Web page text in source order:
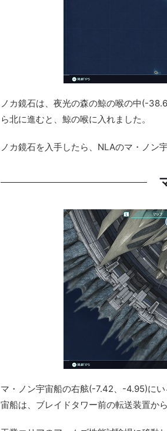
ノカ鏡石は、夜光の森の鯨の喉の中(-
ら北に進むと、鯨の喉に入れました。
ノカ鏡石を入手したら、NLAのマ・ノン
マ・ノン宇宙船の右舷(-7.42、-4.95)に
宙船は、ブレイドタワー前の転送装置か